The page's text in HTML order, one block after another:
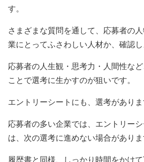
す。
さまざまな質問を通して、応募者の
業にとってふさわしい人材か、確認し
応募者の人生観・思考力・人間性な
ことで選考に生かすのが狙いです。
エントリーシートにも、選考がありま
応募者の多い企業では、エントリー
は、次の選考に進めない場合がありま
履歴書と同様、しっかり時間をかけ